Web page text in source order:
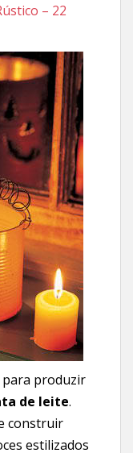
– 22
para produzir
de leite.
construir
estilizados